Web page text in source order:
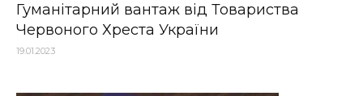
Гуманітарний вантаж від Товариства
Червоного Хреста України
19.01.2023